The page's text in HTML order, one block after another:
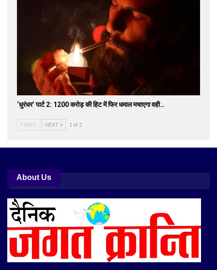
‘धुरंधर’ पार्ट 2: 1200 करोड़ की हिट में फिर धमाल मचाएगा वही…
PREV NEXT 1 of 2
About Us